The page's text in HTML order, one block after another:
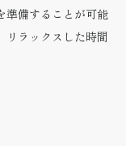
準備することが可能
リラックスした時間